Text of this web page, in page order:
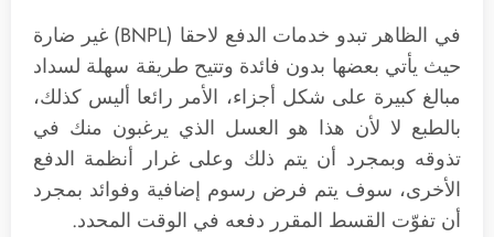
في الظاهر تبدو خدمات الدفع لاحقا (BNPL) غير ضارة
حيث يأتي بعضها بدون فائدة وتتيح طريقة سهلة لسداد
مبالغ كبيرة على شكل أجزاء، الأمر رائعا أليس كذلك،
بالطبع لا لأن هذا هو العسل الذي يرغبون منك في
تذوقه وبمجرد أن يتم ذلك وعلى غرار أنظمة الدفع
الأخرى، سوف يتم فرض رسوم إضافية وفوائد بمجرد
أن تفوّت القسط المقرر دفعه في الوقت المحدد.